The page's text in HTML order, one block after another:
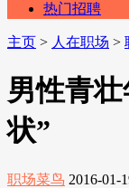
热门招聘
主页 > 人在职场 >
男性青
状”
职场菜鸟 2016-01-